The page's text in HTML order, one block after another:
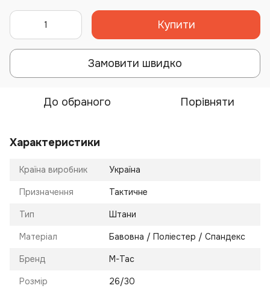
Купити
Замовити швидко
До обраного Порівняти
Характеристики
Країна виробник Україна
Призначення Тактичне
Тип Штани
Матеріал Бавовна / Поліестер / Спандекс
Бренд M-Tac
Розмір 26/30